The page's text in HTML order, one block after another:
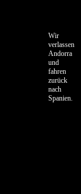
Wir
verlassen
Andorra
und
fahren
zurück
nach
Spanien.